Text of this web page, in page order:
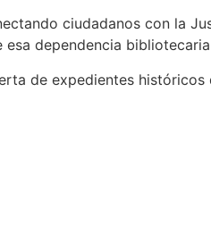
ciudadanos con la
dependencia
de expedientes